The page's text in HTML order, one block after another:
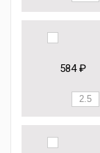
584 ₽